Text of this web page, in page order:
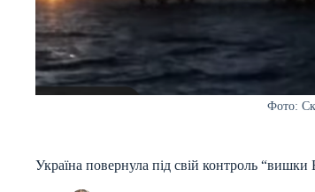
Фото:
Україна повернула під свій контроль